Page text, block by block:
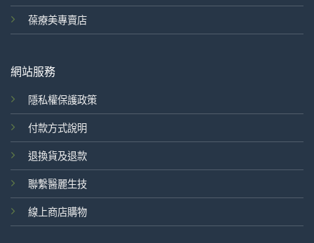
葆療美專賣店
網站服務
隱私權保護政策
付款方式說明
退換貨及退款
聯繫醫麗生技
線上商店購物